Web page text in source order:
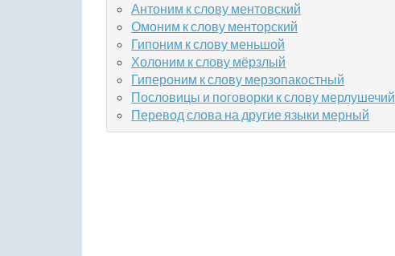
Антоним к слову ментовский
Омоним к слову менторский
Гипоним к слову меньшой
Холоним к слову мёрзлый
Гипероним к слову мерзопакостный
Пословицы и поговорки к слову мерлушечий
Перевод слова на другие языки мерный